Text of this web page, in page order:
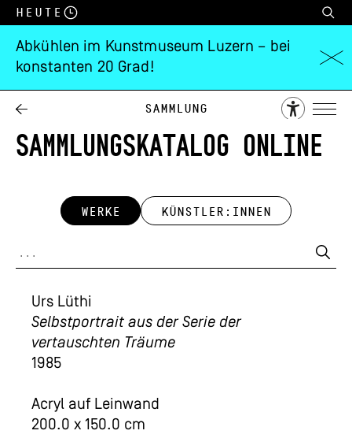
Heute
Abkühlen im Kunstmuseum Luzern – bei
konstanten 20 Grad!
Sammlung
SAMMLUNGSKATALOG ONLINE
WERKE KÜNSTLER:INNEN
Urs Lüthi
Selbstportrait aus der Serie der
vertauschten Träume
1985
Acryl auf Leinwand
200.0 x 150.0 cm